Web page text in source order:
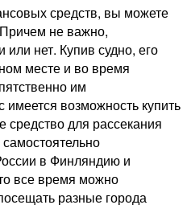
средств, вы можете
Причем не важно,
нет. Купив судно, его
месте и во время
им
имеется возможность купить
средство для рассекания
в Финляндию и
все время можно
разные города